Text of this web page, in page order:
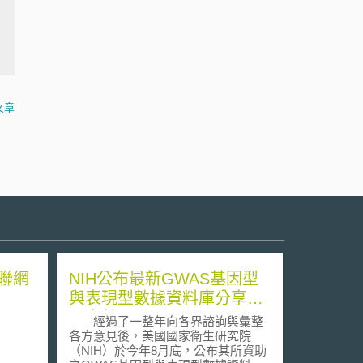
章
網
NIH公布最新GWAS基因型
與表現型數據資料庫分享近
用方針
經過了一整年向各界諮詢與彙整
各方意見後，美國國家衛生研究院
（NIH）於今年8月底，公布其所資助